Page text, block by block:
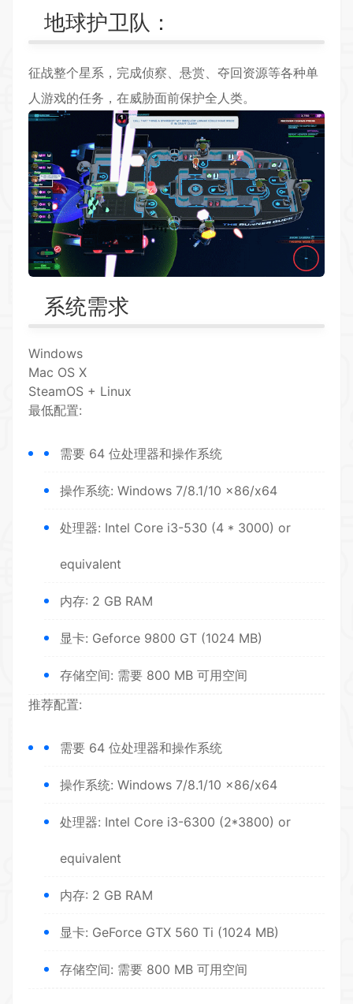
地球护卫队：
征战整个星系，完成侦察、悬赏、夺回资源等各种单
人游戏的任务，在威胁面前保护全人类。
系统需求
Windows
Mac OS X
SteamOS + Linux
最低配置:
需要 64 位处理器和操作系统
操作系统: Windows 7/8.1/10 x86/x64
处理器: Intel Core i3-530 (4 * 3000) or
equivalent
内存: 2 GB RAM
显卡: Geforce 9800 GT (1024 MB)
存储空间: 需要 800 MB 可用空间
推荐配置:
需要 64 位处理器和操作系统
操作系统: Windows 7/8.1/10 x86/x64
处理器: Intel Core i3-6300 (2*3800) or
equivalent
内存: 2 GB RAM
显卡: GeForce GTX 560 Ti (1024 MB)
存储空间: 需要 800 MB 可用空间